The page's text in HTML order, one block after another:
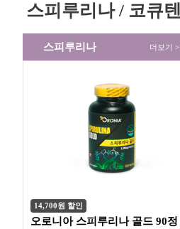
스피루리나 / 코큐텐
스피루리나 더보기 >
14,700원 할인
오로니아 스피루리나 골드 90정